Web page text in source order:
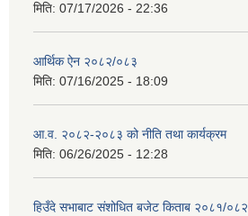
मिति: 07/17/2026 - 22:36
आर्थिक ऐन २०८२/०८३
मिति: 07/16/2025 - 18:09
आ.व. २०८२-२०८३ को नीति तथा कार्यक्रम
मिति: 06/26/2025 - 12:28
हिउँदे सभाबाट संशोधित बजेट किताब २०८१/०८२